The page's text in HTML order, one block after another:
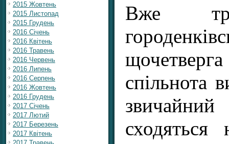
2015 Жовтень
2015 Листопад
2015 Грудень
2016 Січень
2016 Квітень
2016 Травень
2016 Червень
2016 Липень
2016 Серпень
2016 Жовтень
2016 Грудень
2017 Січень
2017 Лютий
2017 Березень
2017 Квітень
Вже
спільнота